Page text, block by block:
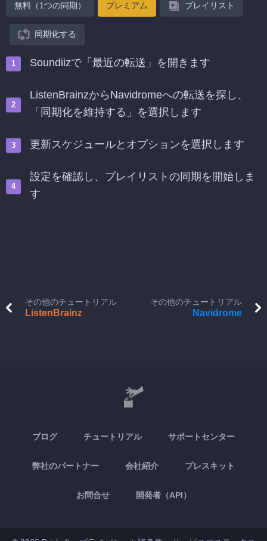
無料（1つの同期） プレミアム プレイリスト
同期化する
Soundiizで「最近の転送」を開きます
ListenBrainzからNavidromeへの転送を探し、
「同期化を維持する」を選択します
更新スケジュールとオプションを選択します
設定を確認し、プレイリストの同期を開始しま
す
その他のチュートリアル
ListenBrainz
その他のチュートリアル
Navidrome
ブログ チュートリアル サポートセンター
弊社のパートナー 会社紹介 プレスキット
お問合せ 開発者（API）